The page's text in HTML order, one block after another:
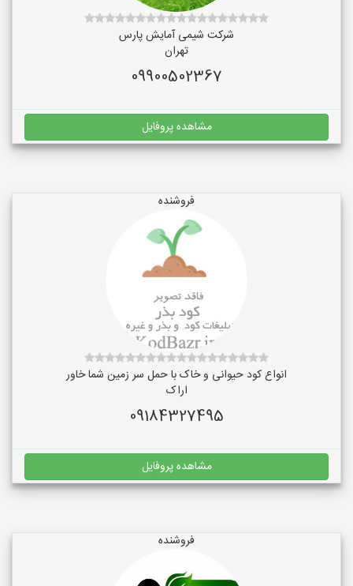
شرکت شیمی آمایش پارس
تهران
09900502367
مشاهده پروفایل
فروشنده
انواع کود حیوانی و خاک با حمل سر زمین شما خاور
اراک
09184327495
مشاهده پروفایل
فروشنده